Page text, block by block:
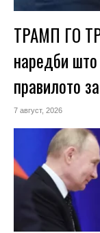
ТРАМП ГО
наредби
правилото
7 август, 2026